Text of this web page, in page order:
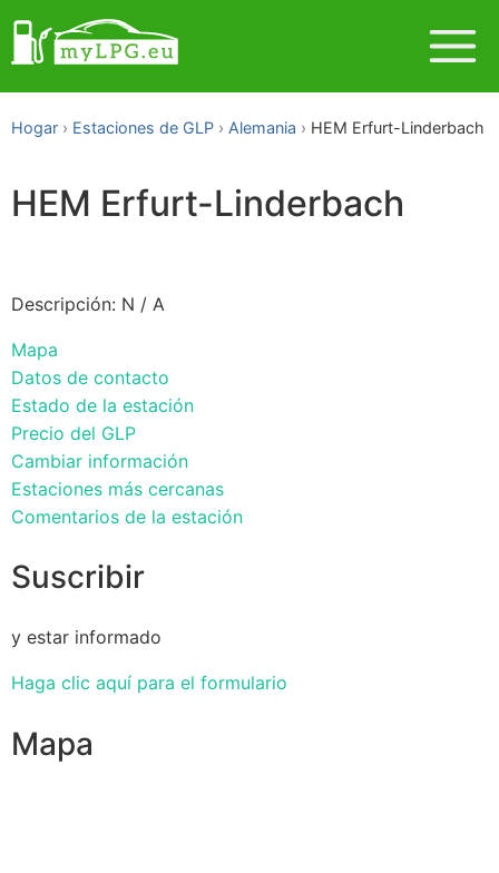
Hogar Estaciones de GLP Alemania HEM Erfurt-Linderbach
HEM Erfurt-Linderbach
Descripción: N / A
Mapa
Datos de contacto
Estado de la estación
Precio del GLP
Cambiar información
Estaciones más cercanas
Comentarios de la estación
Suscribir
y estar informado
Haga clic aquí para el formulario
Mapa